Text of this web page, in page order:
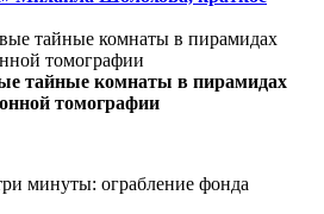
тайные комнаты в пирамидах
томографии